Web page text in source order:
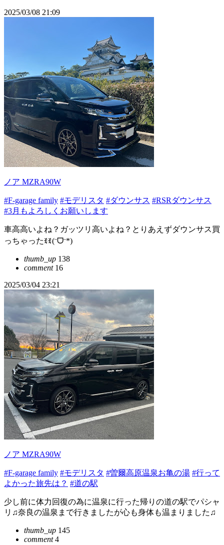
2025/03/08 21:09
ノア MZRA90W
#F-garage family #モデリスタ #ダウンサス #RSRダウンサス
#3月もよろしくお願いします
車高高いよね？ガッツリ高いよね？とりあえずダウンサス買
っちゃったꉂꉂ(ᵔᗜᵔ*)
thumb_up 138
comment16
2025/03/04 23:21
ノア MZRA90W
#F-garage family #モデリスタ #曽爾高原温泉お亀の湯 #行って
よかった旅先は？ #道の駅
少し前に体力回復の為に温泉に行った帰りの道の駅でパシャ
リ♫奈良の温泉まで行きましたが心も身体も温まりました♫
thumb_up 145
comment4